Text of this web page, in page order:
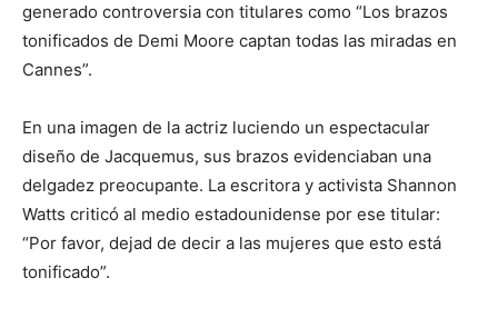
generado controversia con titulares como “Los brazos
tonificados de Demi Moore captan todas las miradas en
Cannes”.
En una imagen de la actriz luciendo un espectacular
diseño de Jacquemus, sus brazos evidenciaban una
delgadez preocupante. La escritora y activista Shannon
Watts criticó al medio estadounidense por ese titular:
“Por favor, dejad de decir a las mujeres que esto está
tonificado”.